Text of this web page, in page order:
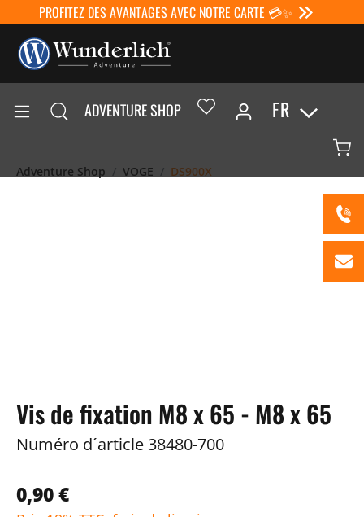
PROFITEZ DES AVANTAGES AVEC NOTRE CARTE 💳✨
ADVENTURE SHOP FR
Adventure Shop VOGE DS900X
Vis de fixation M8 x 65 - M8 x 65
Numéro d´article 38480-700
0,90 €